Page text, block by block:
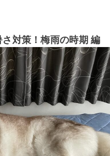
対策！梅雨の時期 編